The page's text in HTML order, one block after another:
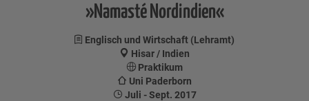
»Namasté Nordindien«
Englisch und Wirtschaft (Lehramt)
Hisar / Indien
Praktikum
Uni Paderborn
Juli - Sept. 2017